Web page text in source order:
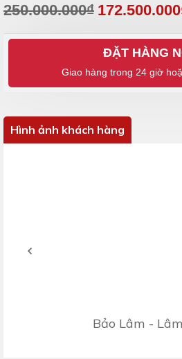
250.000.000₫
ĐẶT HÀNG
Hình ảnh khách hàng
Bảo Lâm - Lâm